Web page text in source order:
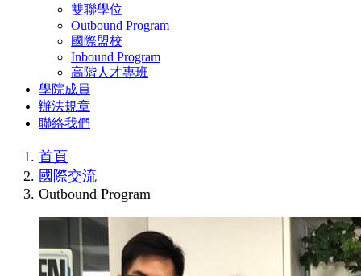
雙聯學位
Outbound Program
國際盟校
Inbound Program
高階人才專班
學院成員
辦法規章
聯絡我們
首頁
國際交流
Outbound Program